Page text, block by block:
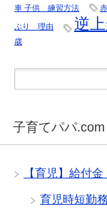
車 子供 練習方法
ぶり 理由 逆
歳
子育てパパ.com
【育児】給付
育児時短勤